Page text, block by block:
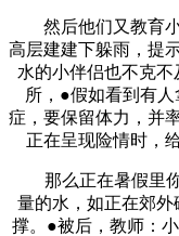
然后他们又教育小
高层建建下躲雨，提
水的小伴侣也不克
所，●假如看到有
症，要保留体力，并
正在呈现险情时，
那么正在暑假里你
量的水，如正在郊
撑。●被后，教师：